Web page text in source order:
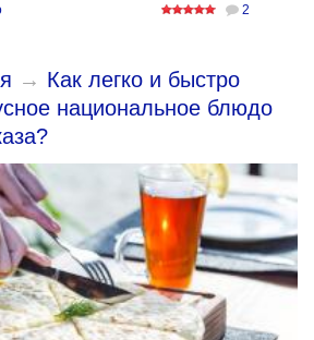
2
→ Как легко и быстро
национальное блюдо